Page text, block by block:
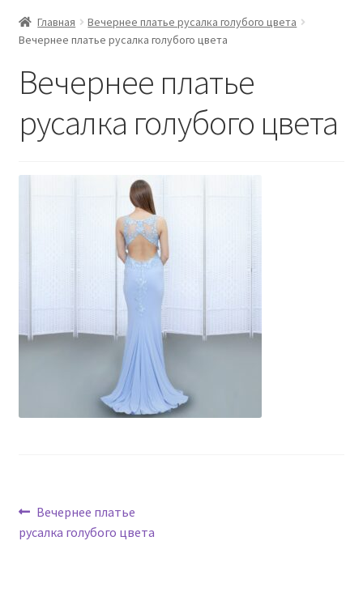
Главная
Вечернее платье русалка голубого цвета
Вечернее платье русалка голубого цвета
Вечернее платье
русалка голубого цвета
Навигация
по
Предыдущая
запись:
Вечернее платье
русалка голубого цвета